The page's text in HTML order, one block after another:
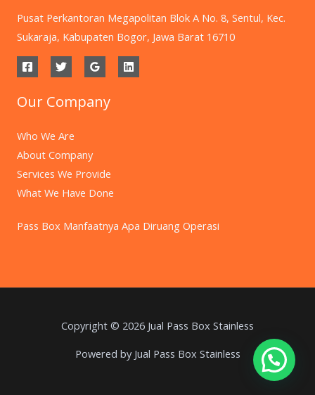
Pusat Perkantoran Megapolitan Blok A No. 8, Sentul, Kec.
Sukaraja, Kabupaten Bogor, Jawa Barat 16710
Our Company
Who We Are
About Company
Services We Provide
What We Have Done
Pass Box Manfaatnya Apa Diruang Operasi
Copyright © 2026 Jual Pass Box Stainless
Powered by Jual Pass Box Stainless